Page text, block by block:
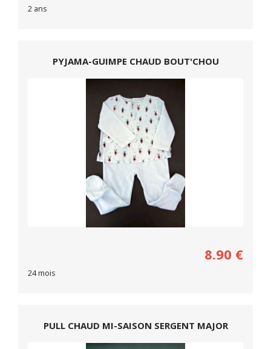
2 ans
PYJAMA-GUIMPE CHAUD BOUT'CHOU
8.90 €
24 mois
PULL CHAUD MI-SAISON SERGENT MAJOR